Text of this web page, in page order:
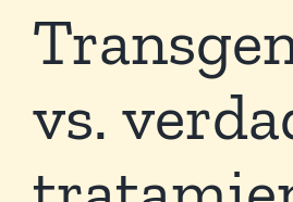
Conócenos
Temas
Boletín Electrónico
vs.